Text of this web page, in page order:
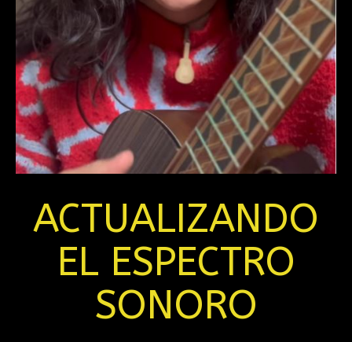
ACTUALIZANDO
EL ESPECTRO
SONORO